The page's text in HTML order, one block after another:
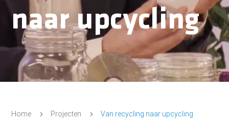
naar upcycling
Home 5 Projecten 5 Van recycling naar upcycling